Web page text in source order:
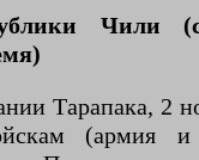
Чили
Тарапака, 2
(армия